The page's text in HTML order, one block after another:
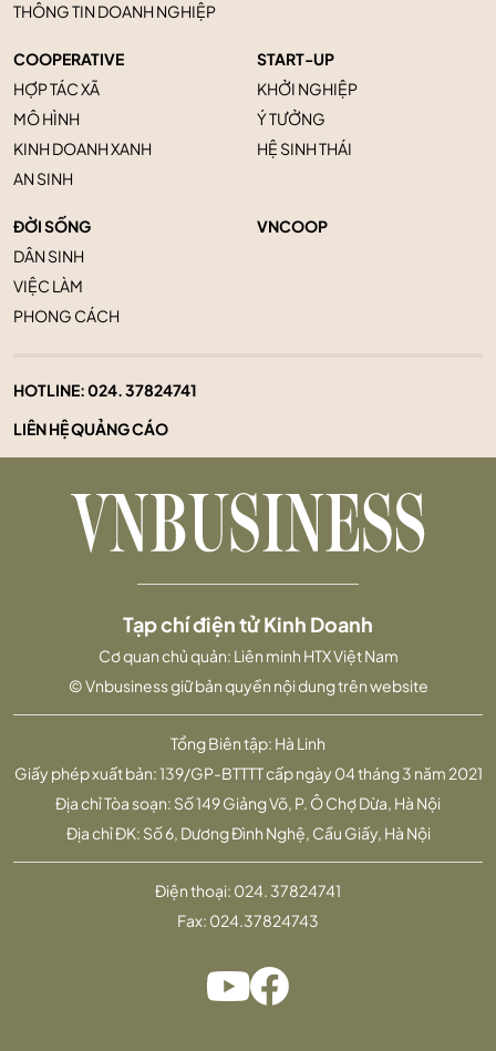
THÔNG TIN DOANH NGHIỆP
COOPERATIVE
HỢP TÁC XÃ
MÔ HÌNH
KINH DOANH XANH
AN SINH
START-UP
KHỞI NGHIỆP
Ý TƯỞNG
HỆ SINH THÁI
ĐỜI SỐNG
DÂN SINH
VIỆC LÀM
PHONG CÁCH
VNCOOP
HOTLINE:024. 37824741
LIÊN HỆ QUẢNG CÁO
Tổng Biên tập: Hà Linh
Giấy phép xuất bản: 139/GP-BTTTT cấp ngày 04 tháng 3 năm 2021
Địa chỉ Tòa soạn: Số 149 Giảng Võ, P. Ô Chợ Dừa, Hà Nội
Địa chỉ ĐK: Số 6, Dương Đình Nghệ, Cầu Giấy, Hà Nội
Tạp chí điện tử Kinh Doanh
Cơ quan chủ quản: Liên minh HTX Việt Nam
© Vnbusiness giữ bản quyền nội dung trên website
Điện thoại: 024. 37824741
Fax: 024.37824743